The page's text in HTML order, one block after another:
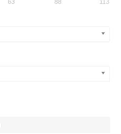
63 88 113